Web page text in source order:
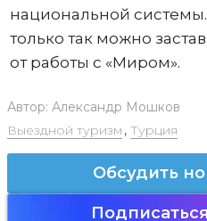
национальной
только так можно
от работы с «Миром».
Автор: Александр Мошков
Выездной туризм , Турция
Обсудить